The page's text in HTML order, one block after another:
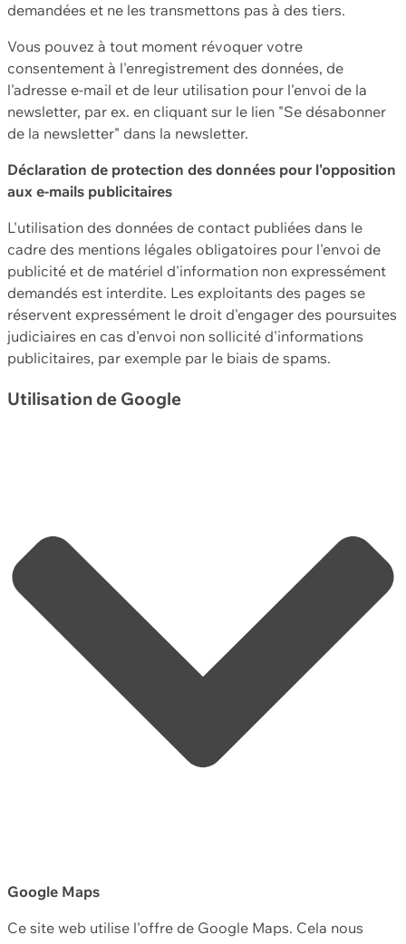
demandées et ne les transmettons pas à des tiers.
Vous pouvez à tout moment révoquer votre
consentement à l'enregistrement des données, de
l'adresse e-mail et de leur utilisation pour l'envoi de la
newsletter, par ex. en cliquant sur le lien "Se désabonner
de la newsletter" dans la newsletter.
Déclaration de protection des données pour l'opposition
aux e-mails publicitaires
L'utilisation des données de contact publiées dans le
cadre des mentions légales obligatoires pour l'envoi de
publicité et de matériel d'information non expressément
demandés est interdite. Les exploitants des pages se
réservent expressément le droit d'engager des poursuites
judiciaires en cas d'envoi non sollicité d'informations
publicitaires, par exemple par le biais de spams.
Utilisation de Google
Google Maps
Ce site web utilise l'offre de Google Maps. Cela nous